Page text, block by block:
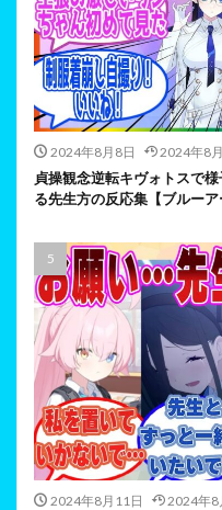
2024年8月8日 2024年8
貞操観念逆転キヴォトスで
る先生方の反応集【ブルー
2024年8月11日 2024年8